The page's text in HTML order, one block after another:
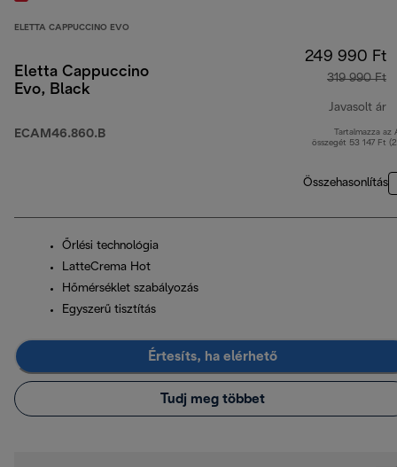
ELETTA CAPPUCCINO EVO
Eletta Cappuccino
Evo, Black
ECAM46.860.B
249 990 Ft
319 990 Ft
Javasolt ár
Tartalmazza az
összegét 53 147 Ft
Összehasonlítás
Őrlési technológia
LatteCrema Hot
Hőmérséklet szabályozás
Egyszerű tisztítás
Értesíts, ha elérhető
Tudj meg többet